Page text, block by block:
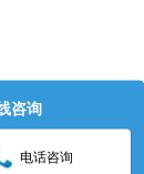
咨询
电话咨询